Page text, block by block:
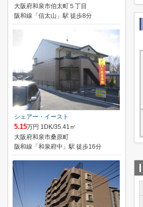
大阪府和泉市伯太町５丁目
阪和線「信太山」駅 徒歩8分
シェアー・イースト
5.15万円 1DK/35.41㎡
大阪府和泉市桑原町
阪和線「和泉府中」駅 徒歩16分